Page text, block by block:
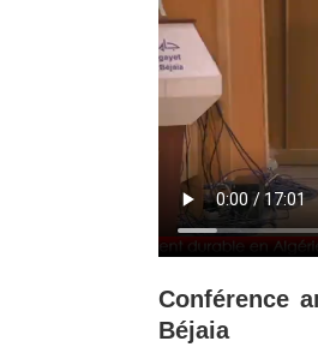
Conférence
Béjaia